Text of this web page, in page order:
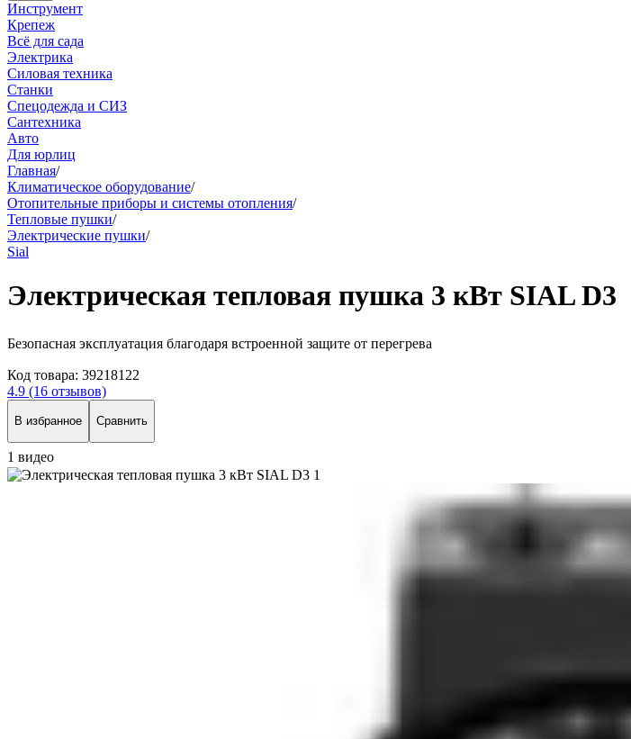
Инструмент
Крепеж
Всё для сада
Электрика
Силовая техника
Станки
Спецодежда и СИЗ
Сантехника
Авто
Для юрлиц
Главная/
Климатическое оборудование/
Отопительные приборы и системы отопления/
Тепловые пушки/
Электрические пушки/
Sial
Электрическая тепловая пушка 3 кВт SIAL D3
Безопасная эксплуатация благодаря встроенной защите от перегрева
Код товара: 39218122
4.9 (16 отзывов)
В избранное Сравнить
1 видео